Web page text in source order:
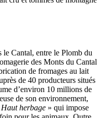
le Cantal, entre le Plomb du
des Monts du Cantal
de fromages au lait
de 40 producteurs situés
d’environ 10 millions de
de son environnement,
Haut herbage » qui impose